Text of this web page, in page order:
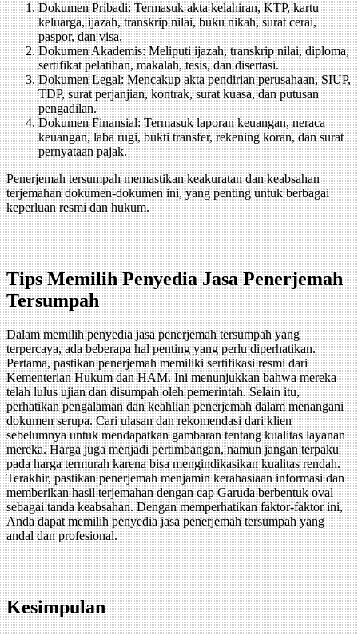
Dokumen Pribadi: Termasuk akta kelahiran, KTP, kartu
keluarga, ijazah, transkrip nilai, buku nikah, surat cerai,
paspor, dan visa.
Dokumen Akademis: Meliputi ijazah, transkrip nilai, diploma,
sertifikat pelatihan, makalah, tesis, dan disertasi.
Dokumen Legal: Mencakup akta pendirian perusahaan, SIUP,
TDP, surat perjanjian, kontrak, surat kuasa, dan putusan
pengadilan.
Dokumen Finansial: Termasuk laporan keuangan, neraca
keuangan, laba rugi, bukti transfer, rekening koran, dan surat
pernyataan pajak.
Penerjemah tersumpah memastikan keakuratan dan keabsahan
terjemahan dokumen-dokumen ini, yang penting untuk berbagai
keperluan resmi dan hukum.
Tips Memilih Penyedia Jasa Penerjemah
Tersumpah
Dalam memilih penyedia jasa penerjemah tersumpah yang
terpercaya, ada beberapa hal penting yang perlu diperhatikan.
Pertama, pastikan penerjemah memiliki sertifikasi resmi dari
Kementerian Hukum dan HAM. Ini menunjukkan bahwa mereka
telah lulus ujian dan disumpah oleh pemerintah. Selain itu,
perhatikan pengalaman dan keahlian penerjemah dalam menangani
dokumen serupa. Cari ulasan dan rekomendasi dari klien
sebelumnya untuk mendapatkan gambaran tentang kualitas layanan
mereka. Harga juga menjadi pertimbangan, namun jangan terpaku
pada harga termurah karena bisa mengindikasikan kualitas rendah.
Terakhir, pastikan penerjemah menjamin kerahasiaan informasi dan
memberikan hasil terjemahan dengan cap Garuda berbentuk oval
sebagai tanda keabsahan. Dengan memperhatikan faktor-faktor ini,
Anda dapat memilih penyedia jasa penerjemah tersumpah yang
andal dan profesional.
Kesimpulan